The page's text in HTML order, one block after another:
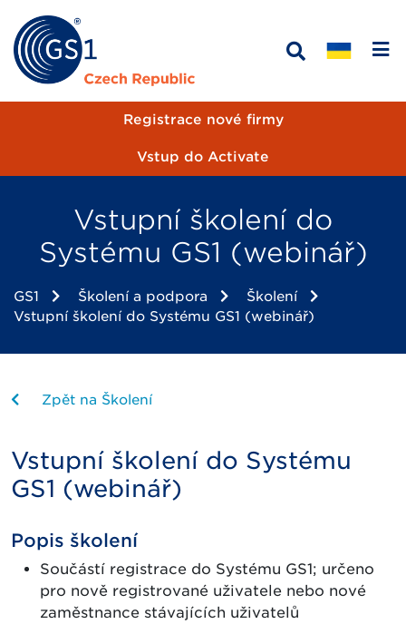
Registrace nové firmy
Vstup do Activate
Vstupní školení do
Systému GS1 (webinář)
GS1 Školení a podpora
Školení
Vstupní školení do Systému GS1 (webinář)
Zpět na Školení
Vstupní školení do Systému
GS1 (webinář)
Popis školení
Součástí registrace do Systému GS1; určeno
pro nově registrované uživatele nebo nové
zaměstnance stávajících uživatelů